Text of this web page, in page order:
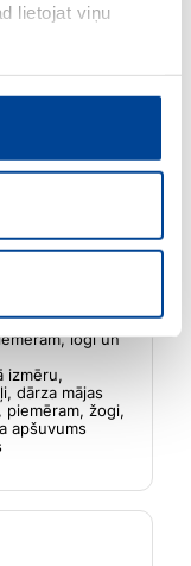
lietojat viņu
logi un
izmēru,
dārza mājas
piemēram, žogi,
apšuvums